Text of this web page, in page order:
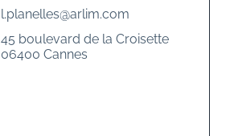
l.planelles@arlim.com
45 boulevard de la Croisette
06400 Cannes